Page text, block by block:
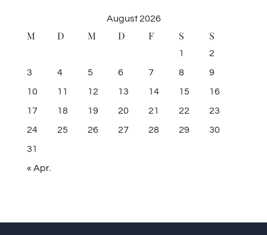
August 2026
M D M D F S S
1
2
3
4 5 6 7 8
9
10
11 12 13 14 15
16
17
18 19 20 21 22
23
24
25 26 27 28 29
30
31
« Apr.